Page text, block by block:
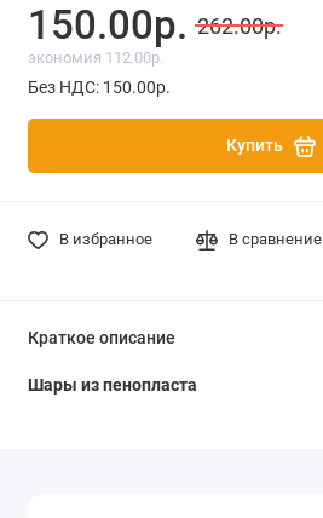
150.00р. 262.00р.
экономия 112.00р.
Без НДС: 150.00р.
Купить
В избранное В сравнение
Краткое описание
Шары из пенопласта